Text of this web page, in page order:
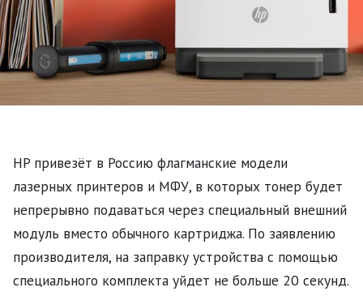
HP привезёт в Россию флагманские модели
лазерных принтеров и МФУ, в которых тонер будет
непрерывно подаваться через специальный внешний
модуль вместо обычного картриджа. По заявлению
производителя, на заправку устройства с помощью
специального комплекта уйдет не больше 20 секунд.